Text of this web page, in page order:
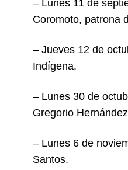
– Lunes 11 de
Coromoto, patrona
– Jueves 12 de
Indígena.
– Lunes 30 de
Gregorio
– Lunes 6 de
Santos.